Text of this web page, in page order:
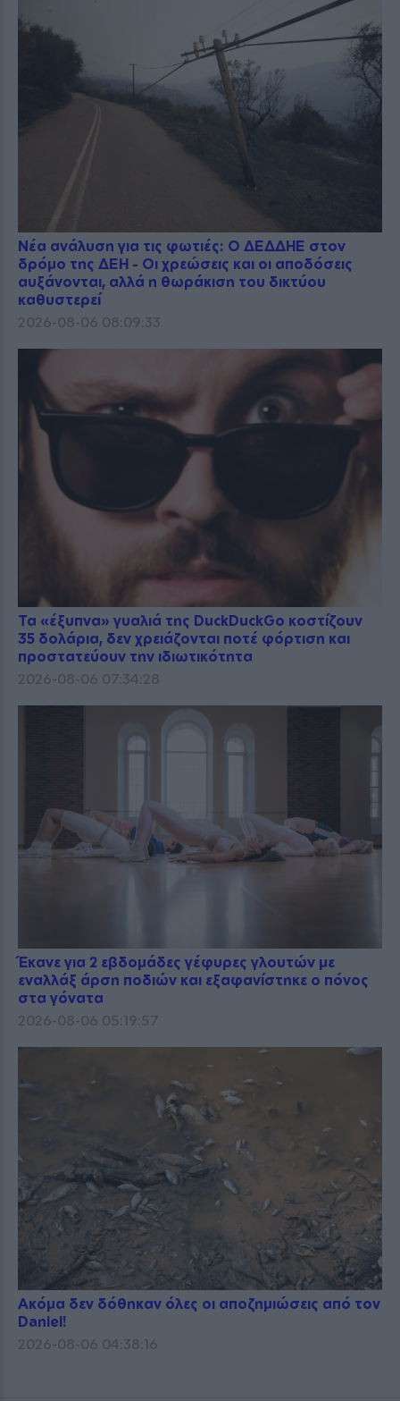
Νέα ανάλυση για τις φωτιές: Ο ΔΕΔΔΗΕ στον
δρόμο της ΔΕΗ - Οι χρεώσεις και οι αποδόσεις
αυξάνονται, αλλά η θωράκιση του δικτύου
καθυστερεί
2026-08-06 08:09:33
Τα «έξυπνα» γυαλιά της DuckDuckGo κοστίζουν
35 δολάρια, δεν χρειάζονται ποτέ φόρτιση και
προστατεύουν την ιδιωτικότητα
2026-08-06 07:34:28
Έκανε για 2 εβδομάδες γέφυρες γλουτών με
εναλλάξ άρση ποδιών και εξαφανίστηκε ο πόνος
στα γόνατα
2026-08-06 05:19:57
Ακόμα δεν δόθηκαν όλες οι αποζημιώσεις από τον
Daniel!
2026-08-06 04:38:16